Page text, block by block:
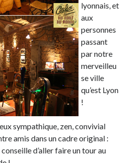
que vous aviez cette idée avant tout le
un bon restaurant sur la Costa Blanca
marque élégante pour chiens et chats
des mots de passe ou informations
?
doesn’t exist » sur PrestaShop avec
lyonnais, et
aux
personnes
passant
par notre
merveilleu
se ville
qu’est Lyon
!
sympathique, zen, convivial
amis dans un cadre original :
conseille d’aller faire un tour au